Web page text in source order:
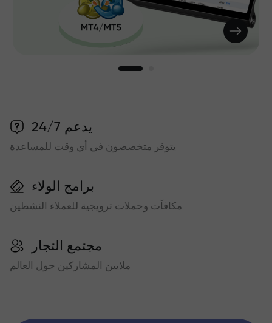
يدعم 24/7
يتوفر متخصصون في أي وقت للمساعدة
برامج الولاء
مكافآت وحملات ترويجية للعملاء النشطين
مجتمع التجار
ملايين المشاركين حول العالم